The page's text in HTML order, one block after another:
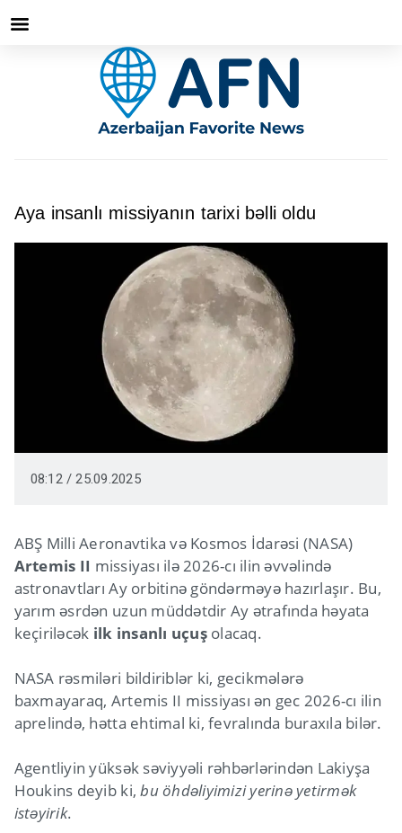
Aya insanlı missiyanın tarixi bəlli oldu
08:12 / 25.09.2025
ABŞ Milli Aeronavtika və Kosmos İdarəsi (NASA)
Artemis II missiyası ilə 2026-cı ilin əvvəlində
astronavtları Ay orbitinə göndərməyə hazırlaşır. Bu,
yarım əsrdən uzun müddətdir Ay ətrafında həyata
keçiriləcək ilk insanlı uçuşolacaq.
NASA rəsmiləri bildiriblər ki, gecikmələrə
baxmayaraq, Artemis II missiyası ən gec 2026-cı ilin
aprelində, hətta ehtimal ki, fevralında buraxıla bilər.
Agentliyin yüksək səviyyəli rəhbərlərindən Lakiyşa
Houkins deyib ki,bu öhdəliyimizi yerinə yetirmək
istəyirik.